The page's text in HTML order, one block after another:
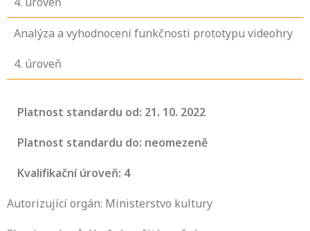
Analýza a vyhodnocení funkčnosti prototypu videohry
4. úroveň
Platnost standardu od: 21. 10. 2022
Platnost standardu do: neomezeně
Kvalifikační úroveň: 4
Autorizující orgán: Ministerstvo kultury